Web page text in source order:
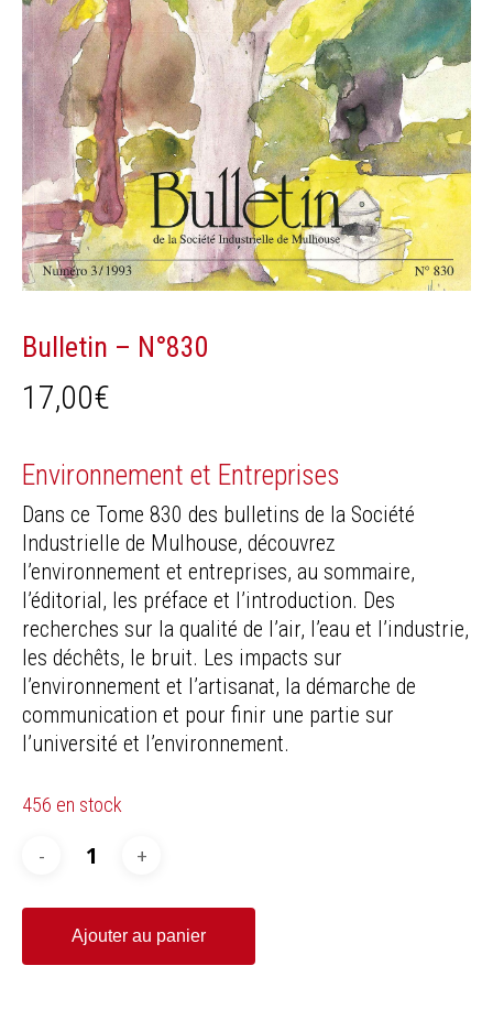
Bulletin – N°830
17,00€
Environnement et Entreprises
Dans ce Tome 830 des bulletins de la Société
Industrielle de Mulhouse, découvrez
l’environnement et entreprises, au sommaire,
l’éditorial, les préface et l’introduction. Des
recherches sur la qualité de l’air, l’eau et l’industrie,
les déchêts, le bruit. Les impacts sur
l’environnement et l’artisanat, la démarche de
communication et pour finir une partie sur
l’université et l’environnement.
456 en stock
Ajouter au panier